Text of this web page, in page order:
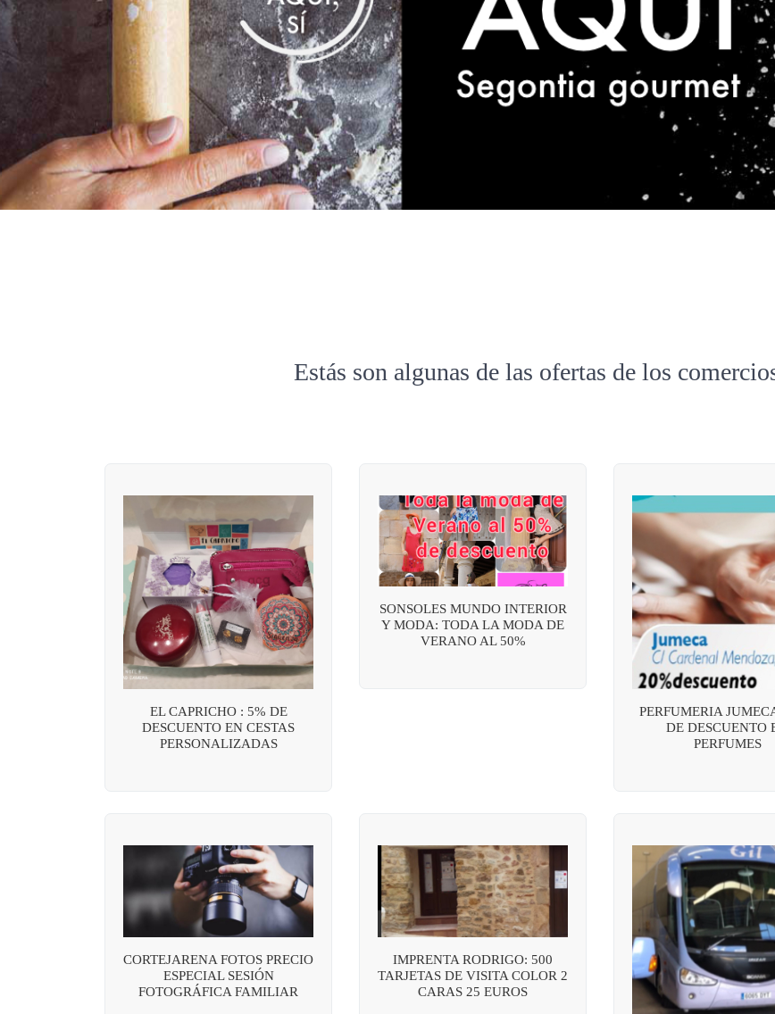
Estás son algunas de las ofertas de los
EL CAPRICHO : 5% DE
DESCUENTO EN CESTAS
PERSONALIZADAS
SONSOLES MUNDO INTERIOR
Y MODA: TODA LA MODA DE
VERANO AL 50%
PERFUMERIA
DE DESCUENTO
PERFUMES
CORTEJARENA FOTOS PRECIO
ESPECIAL SESIÓN
FOTOGRÁFICA FAMILIAR
IMPRENTA RODRIGO: 500
TARJETAS DE VISITA COLOR 2
CARAS 25 EUROS